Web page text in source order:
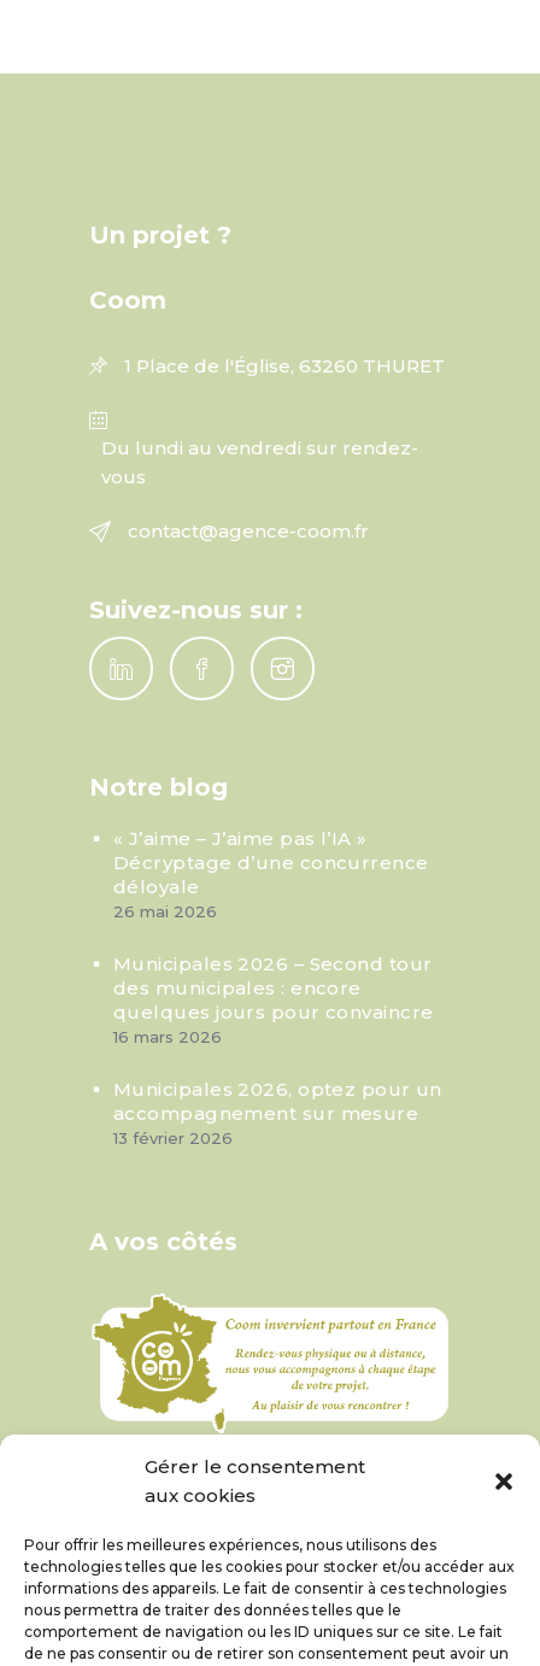
Gérer le consentement
aux cookies
Pour offrir les meilleures expériences, nous utilisons des
technologies telles que les cookies pour stocker et/ou accéder aux
informations des appareils. Le fait de consentir à ces technologies
nous permettra de traiter des données telles que le
comportement de navigation ou les ID uniques sur ce site. Le fait
de ne pas consentir ou de retirer son consentement peut avoir un
Un projet ?
Coom
1 Place de l'Église, 63260 THURET
Du lundi au vendredi sur rendez-
vous
contact@agence-coom.fr
Suivez-nous sur :
Notre blog
« J’aime – J’aime pas l’IA »
Décryptage d’une concurrence
déloyale
26 mai 2026
Municipales 2026 – Second tour
des municipales : encore
quelques jours pour convaincre
16 mars 2026
Municipales 2026, optez pour un
accompagnement sur mesure
13 février 2026
A vos côtés